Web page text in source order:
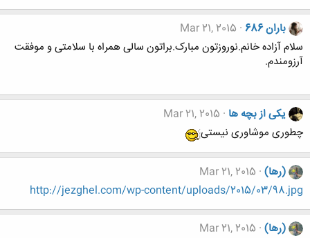
باران 686
Mar 21, 2015
سلام آزاده خانم.نوروزتون مبارک.براتون سالی همراه با سلامتی و موفقت
آرزومندم.
یکی از بچه ها Mar 21, 2015
چطوری موشاوری نیستی
(رها) Mar 21, 2015
http://jezghel.com/wp-content/uploads/2015/03/98.jpg
(رها) Mar 21, 2015